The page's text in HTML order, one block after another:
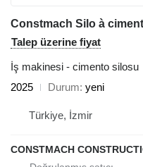
Talep üzerine fiyat
İş makinesi - cimento silosu
2025
Durum yeni
Türkiye, İzmir
CONSTMACH